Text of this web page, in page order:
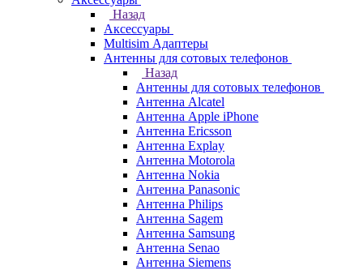
Назад
Аксессуары
Multisim Адаптеры
Антенны для сотовых телефонов
Назад
Антенны для сотовых телефонов
Антенна Alcatel
Антенна Apple iPhone
Антенна Ericsson
Антенна Explay
Антенна Motorola
Антенна Nokia
Антенна Panasonic
Антенна Philips
Антенна Sagem
Антенна Samsung
Антенна Senao
Антенна Siemens